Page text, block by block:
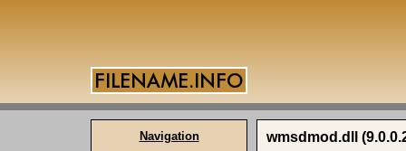
wmsdmod.dll
Navigation